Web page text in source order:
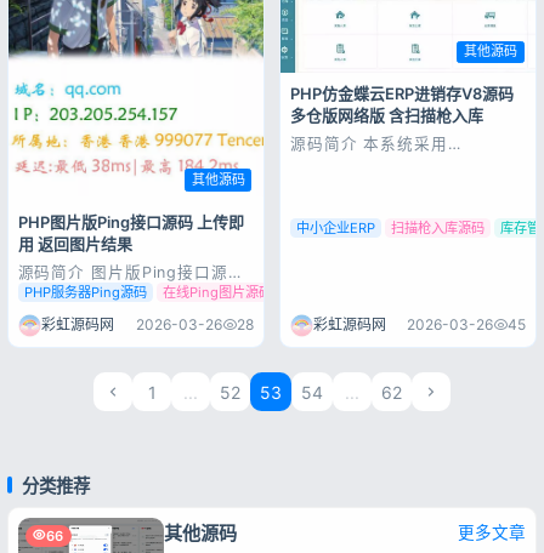
其他源码
PHP图片版Ping接口源码 上传即
用 返回图片结果
源码简介 图片版Ping接口源码
发个自用的Ping图片版接口 把
压缩包丢服务器就能用 请求示
例 比如：xxx.com/index.php?
url=8.8.8.8 直接返回一张带
PHP服务器Ping源码 在线Ping图片源码
彩虹源码网 2026-03-26 28
其他源码
PHP仿金蝶云ERP进销存V8源码
多仓版网络版 含扫描枪入库
源码简介 本系统采用
预警，含购货，销货，仓库管
中小企业ERP 扫描枪入库源码 库存管
彩虹源码网 2026-03-26 45
1 ... 52 53 54 ... 62
分类推荐
66 其他源码 更多文章
记住登录 忘记密码?
用户协议 隐私政策